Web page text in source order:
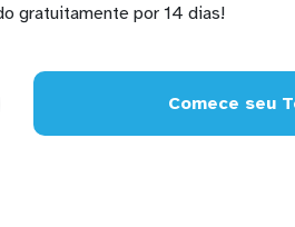
gratuitamente por 14 dias!
Comece seu